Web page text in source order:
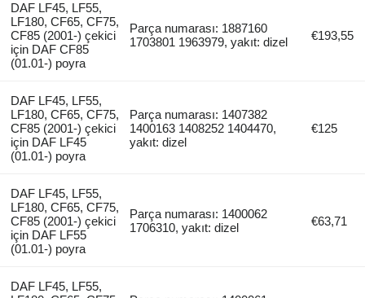
DAF LF45, LF55,
LF180, CF65, CF75,
CF85 (2001-) çekici
için DAF CF85
(01.01-) poyra
Parça numarası: 1887160
1703801 1963979, yakıt: dizel
€193,55
DAF LF45, LF55,
LF180, CF65, CF75,
CF85 (2001-) çekici
için DAF LF45
(01.01-) poyra
Parça numarası: 1407382
1400163 1408252 1404470,
yakıt: dizel
€125
DAF LF45, LF55,
LF180, CF65, CF75,
CF85 (2001-) çekici
için DAF LF55
(01.01-) poyra
Parça numarası: 1400062
1706310, yakıt: dizel
€63,71
DAF LF45, LF55,